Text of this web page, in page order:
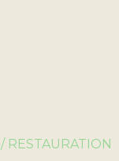
/ RESTAURATION